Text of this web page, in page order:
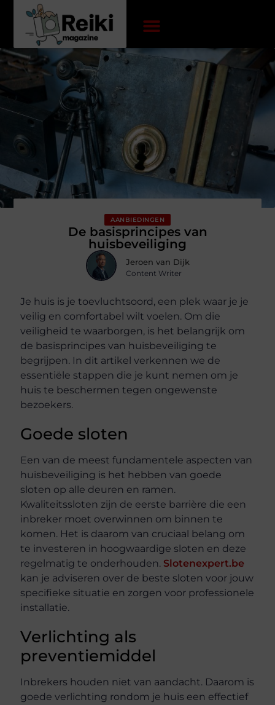
AANBIEDINGEN
De basisprincipes van
huisbeveiliging
Jeroen van Dijk
Content Writer
Je huis is je toevluchtsoord, een plek waar je je
veilig en comfortabel wilt voelen. Om die
veiligheid te waarborgen, is het belangrijk om
de basisprincipes van huisbeveiliging te
begrijpen. In dit artikel verkennen we de
essentiële stappen die je kunt nemen om je
huis te beschermen tegen ongewenste
bezoekers.
Goede sloten
Een van de meest fundamentele aspecten van
huisbeveiliging is het hebben van goede
sloten op alle deuren en ramen.
Kwaliteitssloten zijn de eerste barrière die een
inbreker moet overwinnen om binnen te
komen. Het is daarom van cruciaal belang om
te investeren in hoogwaardige sloten en deze
regelmatig te onderhouden. Slotenexpert.be
kan je adviseren over de beste sloten voor jouw
specifieke situatie en zorgen voor professionele
installatie.
Verlichting als
preventiemiddel
Inbrekers houden niet van aandacht. Daarom is
goede verlichting rondom je huis een effectief